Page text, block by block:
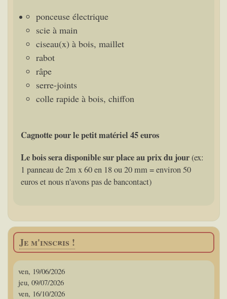
ponceuse électrique
scie à main
ciseau(x) à bois, maillet
rabot
râpe
serre-joints
colle rapide à bois, chiffon
Cagnotte pour le petit matériel 45 euros
Le bois sera disponible sur place au prix du jour(ex:
1 panneau de 2m x 60 en 18 ou 20 mm = environ 50
euros et nous n'avons pas de bancontact)
Je m'inscris !
ven, 19/06/2026
jeu, 09/07/2026
ven, 16/10/2026